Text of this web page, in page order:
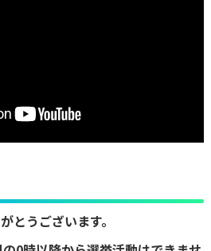
とうございます。